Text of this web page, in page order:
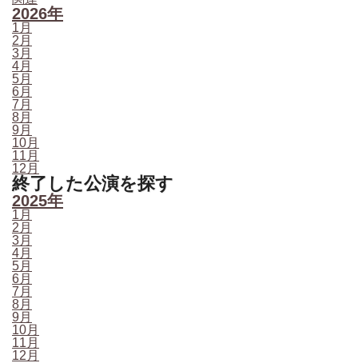
2026年
1月
2月
3月
4月
5月
6月
7月
8月
9月
10月
11月
12月
終了した公演を探す
2025年
1月
2月
3月
4月
5月
6月
7月
8月
9月
10月
11月
12月